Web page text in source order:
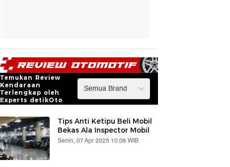
Temukan Review
Kendaraan
Terlengkap oleh
Experts detikOto
Tips Anti Ketipu Beli Mobil
Bekas Ala Inspector Mobil
Senin, 07 Apr 2025 10:06 WIB